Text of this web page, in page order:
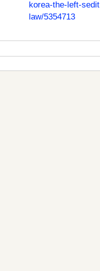
korea-the-left-
law/5354713